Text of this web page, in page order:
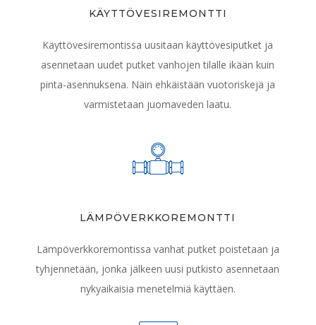
KÄYTTÖVESIREMONTTI
Käyttövesiremontissa uusitaan käyttövesiputket ja
asennetaan uudet putket vanhojen tilalle ikään kuin
pinta-asennuksena. Näin ehkäistään vuotoriskejä ja
varmistetaan juomaveden laatu.
LÄMPÖVERKKOREMONTTI
Lämpöverkkoremontissa vanhat putket poistetaan ja
tyhjennetään, jonka jälkeen uusi putkisto asennetaan
nykyaikaisia menetelmiä käyttäen.